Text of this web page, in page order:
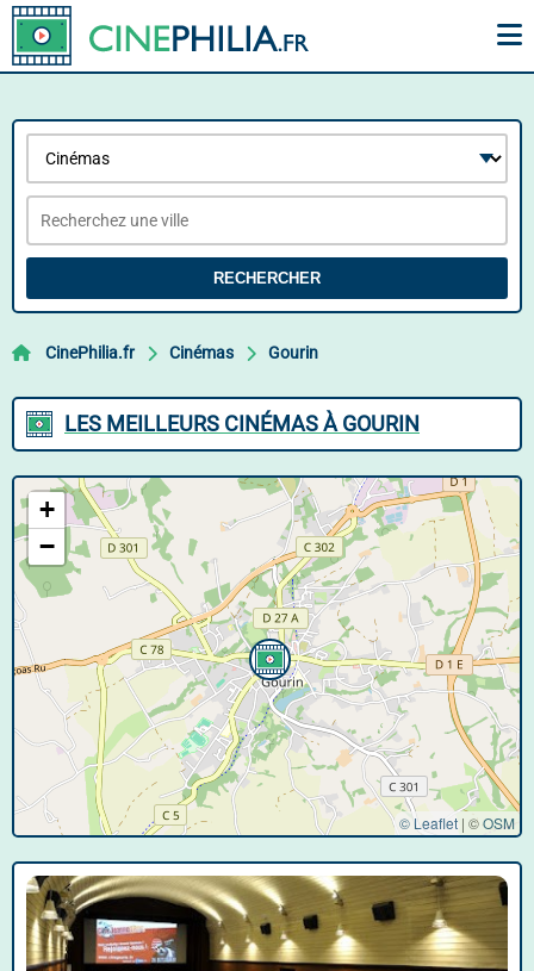
RECHERCHER
CinePhilia.fr Cinémas Gourin
LES MEILLEURS CINÉMAS À GOURIN
+
−
© Leaflet | ©OSM